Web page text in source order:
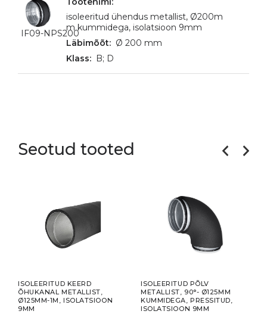
IF09-NPS200
isoleeritud ühendus metallist, Ø200m
m kummidega, isolatsioon 9mm
Ø 200 mm
B; D
Seotud tooted
ISOLEERITUD KEERD
ÕHUKANAL METALLIST,
Ø125MM-1M, ISOLATSIOON
9MM
ISOLEERITUD PÕLV
METALLIST, 90°- Ø125MM
KUMMIDEGA, PRESSITUD,
ISOLATSIOON 9MM